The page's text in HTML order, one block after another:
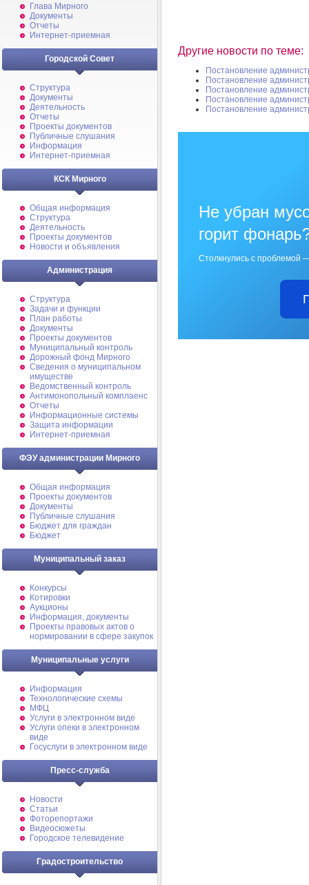
Глава Мирного
Документы
Отчеты
Интернет-приемная
Городской Совет
Структура
Документы
Деятельность
Отчеты
Проекты документов
Публичные слушания
Информация
Интернет-приемная
КСК Мирного
Общая информация
Структура
Деятельность
Проекты документов
Новости и объявления
Администрация
Структура
Задачи и функции
План работы
Документы
Проекты документов
Муниципальный контроль
Дорожный фонд Мирного
Cведения о муниципальном
имуществе
Ведомственный контроль
Антимонопольный комплаенс
Отчеты
Информационные системы
Защита информации
Интернет-приемная
ФЭУ администрации Мирного
Общая информация
Проекты документов
Документы
Публичные слушания
Бюджет для граждан
Бюджет
Муниципальный заказ
Конкурсы
Котировки
Аукционы
Информация, документы
Проекты правовых актов о
нормировании в сфере закупок
Муниципальные услуги
Информация
Технологические схемы
МФЦ
Услуги в электронном виде
Услуги опеки в электронном
виде
Госуслуги в электронном виде
Пресс-служба
Новости
Статьи
Фоторепортажи
Видеосюжеты
Городское телевидение
Градостроительство
Другие новости по теме:
Постановление
Постановление
Постановление
Постановление
Постановление
Не убран
горит
Столкнулись с проблемой